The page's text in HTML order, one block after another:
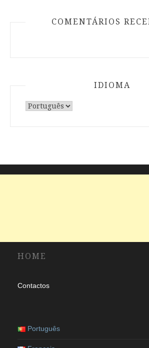
COMENTÁRIOS
IDIOMA
Escolha
HOME
Contactos
Português